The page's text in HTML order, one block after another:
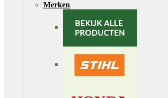
Merken